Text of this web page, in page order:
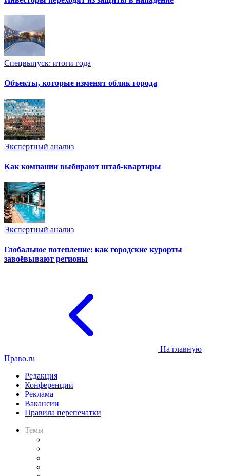
Спецвыпуск: итоги года
Объекты, которые изменят облик города
Экспертный анализ
Как компании выбирают штаб-квартиры
Экспертный анализ
Глобальное потепление: как городские курорты
завоёвывают регионы
На главную
Право.ru
Редакция
Конференции
Реклама
Вакансии
Правила перепечатки
Темы